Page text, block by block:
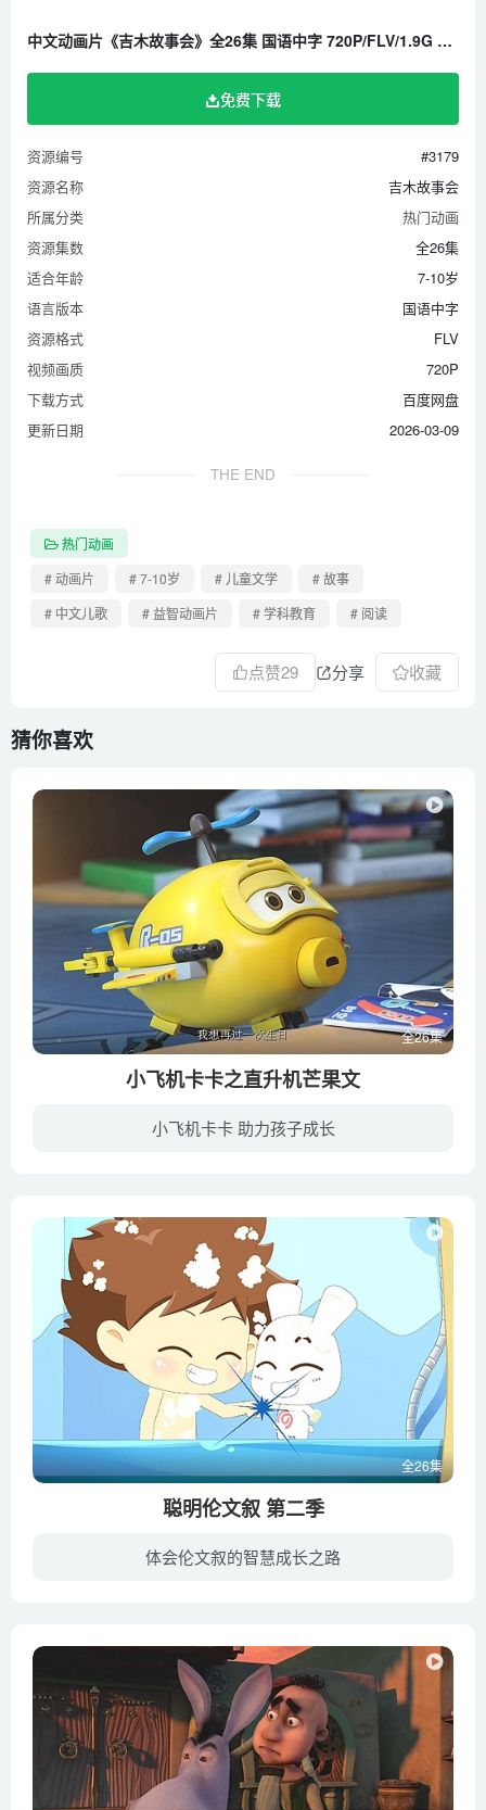
中文动画片《吉木故事会》全26集 国语中字 720P/FLV/1.9G 百度云网盘下载
免费下载
资源编号
#3179
资源名称
吉木故事会
所属分类
热门动画
资源集数
全26集
适合年龄
7-10岁
语言版本
国语中字
资源格式
FLV
视频画质
720P
下载方式
百度网盘
更新日期
2026-03-09
THE END
热门动画
# 动画片
# 7-10岁 # 儿童文学
# 故事
# 中文儿歌
# 益智动画片 # 学科教育 # 阅读
点赞29 分享 收藏
猜你喜欢
全26集
小飞机卡卡之直升机芒果文
小飞机卡卡 助力孩子成长
全26集
聪明伦文叙 第二季
体会伦文叙的智慧成长之路